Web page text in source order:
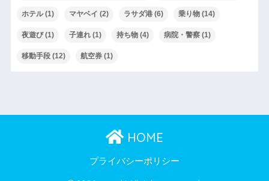
ホテル(1) マヤベイ (2) ラサダ港(6) 乗り物(14)
夜遊び(1) 子連れ(1) 持ち物(4) 病院・警察(1)
移動手段(12) 航空券(1)
HOME
プライバシーポリシー